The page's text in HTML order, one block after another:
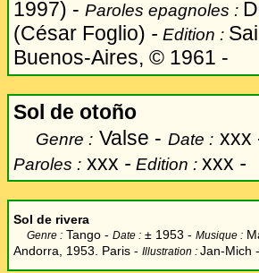
1997) - Paroles epagnoles :
(César Foglio) - Edition :
Buenos-Aires, © 1961 -
Sol de otoño
Genre : Valse - Date : xxx
Paroles : xxx - Edition : xxx -
Sol de rivera
Genre : Tango - Date : ± 1953 - Musique :
Andorra, 1953. Paris - Illustration : Jan-Mich -